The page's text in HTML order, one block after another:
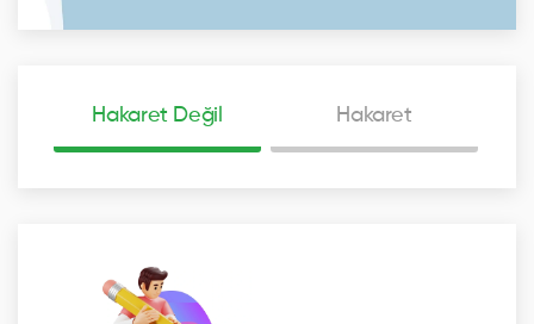
Hakaret Değil Hakaret